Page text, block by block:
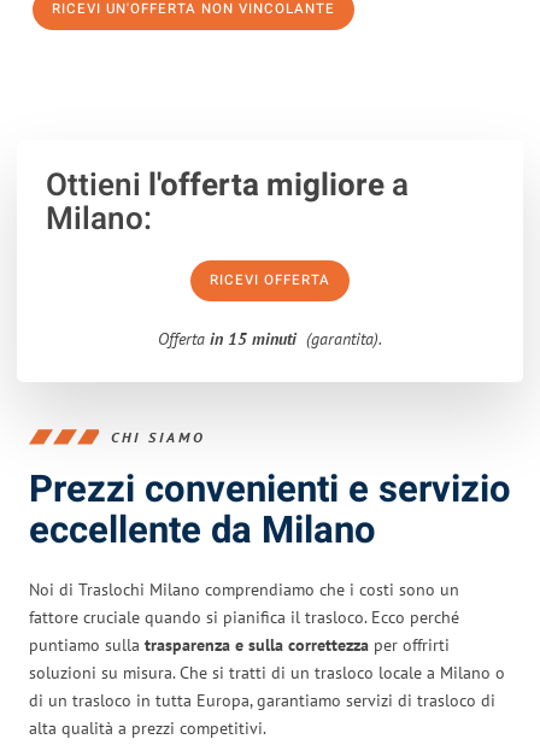
RICEVI UN'OFFERTA NON VINCOLANTE
Ottieni l'offerta migliorea
Milano:
RICEVI OFFERTA
Offerta in 15 minuti (garantita).
CHI SIAMO
Prezzi convenienti e servizio
eccellente da Milano
Noi di Traslochi Milano comprendiamo che i costi sono un
fattore cruciale quando si pianifica il trasloco. Ecco perché
puntiamo sulla trasparenza e sulla correttezza per offrirti
soluzioni su misura. Che si tratti di un trasloco locale a Milano o
di un trasloco in tutta Europa, garantiamo servizi di trasloco di
alta qualità a prezzi competitivi.